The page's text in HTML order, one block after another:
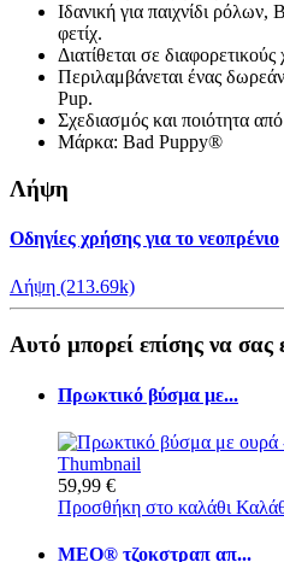
Ιδανική για παιχνίδι
φετίχ.
Διατίθεται σε
Περιλαμβάνεται ένας
Pup.
Σχεδιασμός και ποιότητα
Μάρκα: Bad Puppy®
Λήψη
Οδηγίες χρήσης για το νεοπρένιο
Λήψη (213.69k)
Αυτό μπορεί επίσης να σας
Πρωκτικό βύσμα με...
59,99 €
Προσθήκη στο καλάθι
MEO® τζοκστραπ απ...